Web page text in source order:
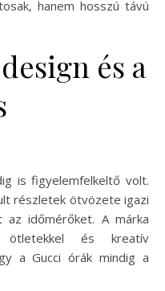
hanem hosszú távú
és a
is figyelemfelkeltő volt.
részletek ötvözete igazi
az időmérőket. A márka
ötletekkel és kreatív
a Gucci órák mindig a